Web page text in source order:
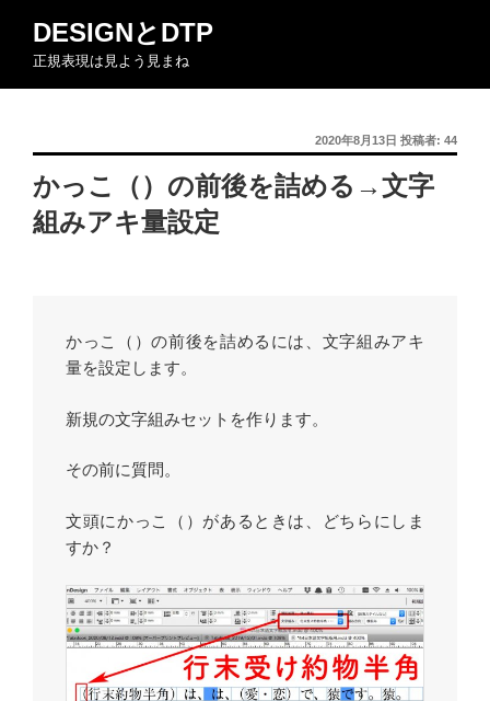
ン
DESIGNとDTP
正規表現は見よう見まね
投
稿
日:
2020年8月13日 投稿者: 44
かっこ（）の前後を詰める→文字
組みアキ量設定
かっこ（）の前後を詰めるには、文字組みアキ
量を設定します。
新規の文字組みセットを作ります。
その前に質問。
文頭にかっこ（）があるときは、どちらにしま
すか？